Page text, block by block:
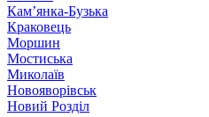
Кам’янка-Бузька
Краковець
Моршин
Мостиська
Миколаїв
Новояворівськ
Новий Розділ